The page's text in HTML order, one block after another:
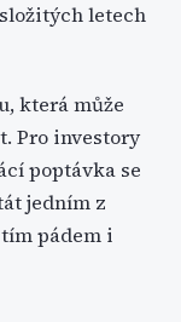
letech
která může
Pro investory
poptávka se
jedním z
pádem i